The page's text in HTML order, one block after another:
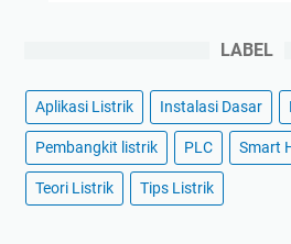
LABEL
Aplikasi Listrik Instalasi Dasar
Pembangkit listrik PLC Smart
Teori Listrik Tips Listrik